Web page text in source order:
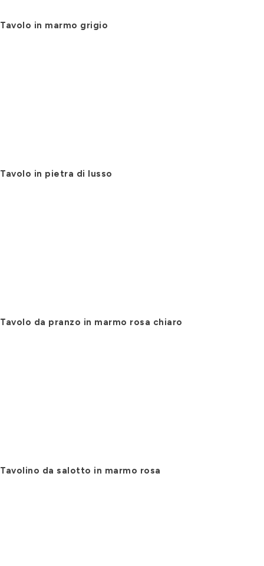
Tavolo in marmo grigio
Tavolo in pietra di lusso
Tavolo da pranzo in marmo rosa chiaro
Tavolino da salotto in marmo rosa